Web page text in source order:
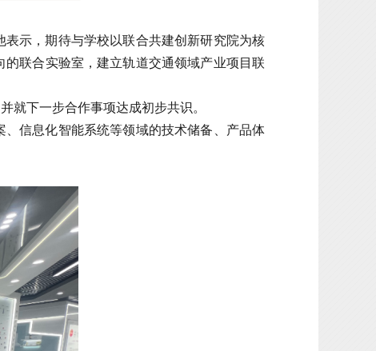
示，期待与学校以联合共建创新研究院为核
联合实验室，建立轨道交通领域产业项目联
就下一步合作事项达成初步共识。
信息化智能系统等领域的技术储备、产品体